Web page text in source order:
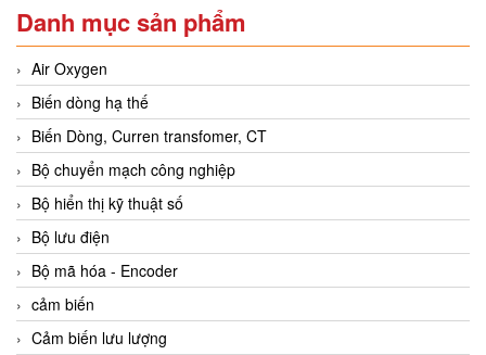
Danh mục sản phẩm
Air Oxygen
Biến dòng hạ thế
Biến Dòng, Curren transfomer, CT
Bộ chuyển mạch công nghiệp
Bộ hiển thị kỹ thuật số
Bộ lưu điện
Bộ mã hóa - Encoder
cảm biến
Cảm biến lưu lượng